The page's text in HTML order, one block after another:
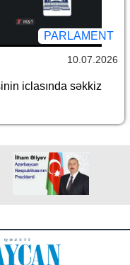
PARLAMENT
10.07.2026
iclasında səkkiz